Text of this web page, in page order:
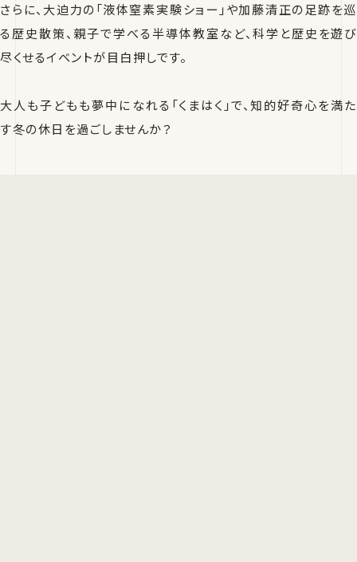
さらに、大迫力の「液体窒素実験ショー」や加藤清正の足跡を巡
る歴史散策、親子で学べる半導体教室など、科学と歴史を遊び
尽くせるイベントが目白押しです。
大人も子どもも夢中になれる「くまはく」で、知的好奇心を満た
す冬の休日を過ごしませんか？